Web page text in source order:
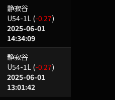
静寂谷
U54-1L (-0.27)
2025-06-01
14:34:09
静寂谷
U54-1L (-0.27)
2025-06-01
13:01:42